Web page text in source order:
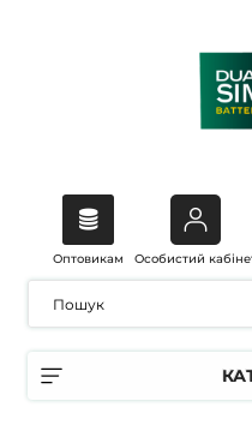
Оптовикам Особистий